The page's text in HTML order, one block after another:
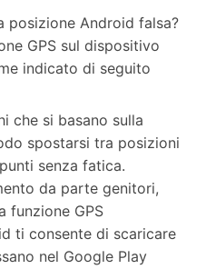
posizione Android falsa?
GPS sul dispositivo
indicato di seguito
che si basano sulla
spostarsi tra posizioni
senza fatica.
da parte genitori,
funzione GPS
ti consente di scaricare
nel Google Play